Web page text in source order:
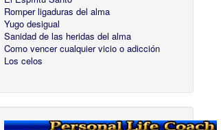
Romper ligaduras del alma
Yugo desigual
Sanidad de las heridas del alma
Como vencer cualquier vicio o adicción
Los celos